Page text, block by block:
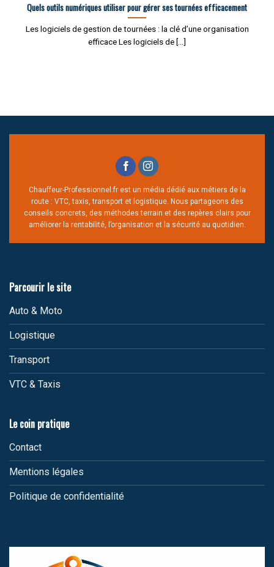
Quels outils numériques utiliser pour gérer ses tournées efficacement
Les logiciels de gestion de tournées : la clé d’une organisation
efficace Les logiciels de [...]
Chauffeur-Professionnel.fr est un média dédié aux métiers de la
route : VTC, taxis, transport et logistique. Nous partageons des
conseils concrets, des méthodes terrain et des repères clairs pour
améliorer la rentabilité, l’organisation et la sécurité au quotidien.
Parcourir le site
Auto & Moto
Logistique
Transport
VTC & Taxis
Le coin pratique
Contact
Mentions légales
Politique de confidentialité